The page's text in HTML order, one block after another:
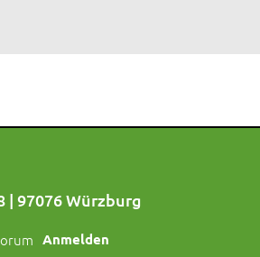
| 97076 Würzburg
Anmelden